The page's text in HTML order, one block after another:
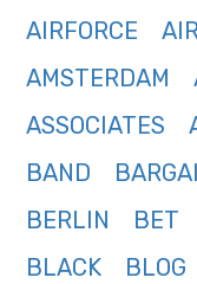
AIRFORCE
AMSTERDAM
ASSOCIATES
BAND
BERLIN
BET
BLACK
BLOG